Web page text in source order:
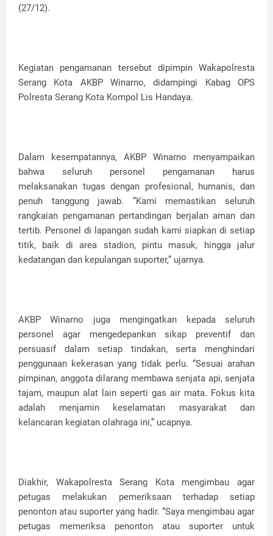
(27/12).
Kegiatan pengamanan tersebut dipimpin Wakapolresta
Serang Kota AKBP Winarno, didampingi Kabag OPS
Polresta Serang Kota Kompol Lis Handaya.
Dalam kesempatannya, AKBP Winarno menyampaikan
bahwa seluruh personel pengamanan harus
melaksanakan tugas dengan profesional, humanis, dan
penuh tanggung jawab. “Kami memastikan seluruh
rangkaian pengamanan pertandingan berjalan aman dan
tertib. Personel di lapangan sudah kami siapkan di setiap
titik, baik di area stadion, pintu masuk, hingga jalur
kedatangan dan kepulangan suporter,” ujarnya.
AKBP Winarno juga mengingatkan kepada seluruh
personel agar mengedepankan sikap preventif dan
persuasif dalam setiap tindakan, serta menghindari
penggunaan kekerasan yang tidak perlu. “Sesuai arahan
pimpinan, anggota dilarang membawa senjata api, senjata
tajam, maupun alat lain seperti gas air mata. Fokus kita
adalah menjamin keselamatan masyarakat dan
kelancaran kegiatan olahraga ini,” ucapnya.
Diakhir, Wakapolresta Serang Kota mengimbau agar
petugas melakukan pemeriksaan terhadap setiap
penonton atau suporter yang hadir. “Saya mengimbau agar
petugas memeriksa penonton atau suporter untuk